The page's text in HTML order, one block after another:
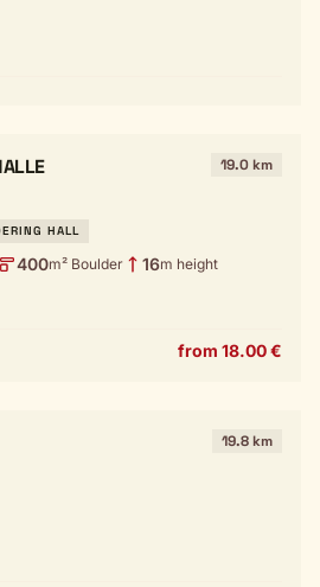
19.0 km
HALL
400m² Boulder 16m height
from 18.00 €
19.8 km